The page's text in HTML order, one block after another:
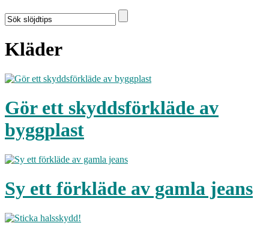
Kläder
Gör ett skyddsförkläde av
byggplast
Sy ett förkläde av gamla jeans